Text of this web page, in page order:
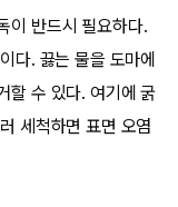
이 반드시 필요하다.
다. 끓는 물을 도마에
할 수 있다. 여기에 굵
세척하면 표면 오염